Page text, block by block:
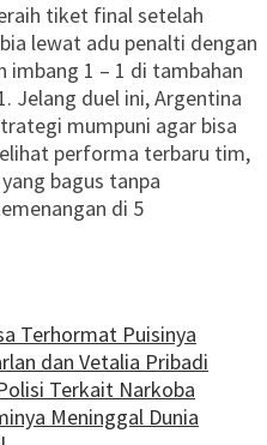
tiket final setelah
lewat adu penalti dengan
imbang 1 – 1 di tambahan
Jelang duel ini, Argentina
mumpuni agar bisa
performa terbaru tim,
bagus tanpa
di 5
Terhormat Puisinya
dan Vetalia Pribadi
Terkait Narkoba
Meninggal Dunia